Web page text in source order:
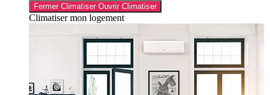
Fermer Climatiser Ouvrir Climatiser
Climatiser mon logement